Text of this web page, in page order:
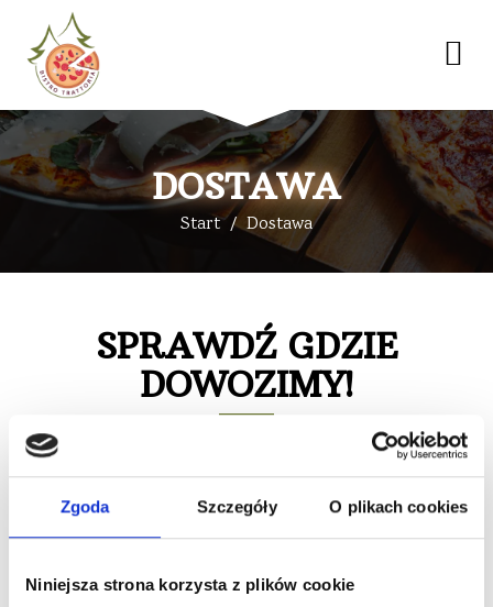
Zgoda Szczegóły O plikach cookies
Niniejsza strona korzysta z plików cookie
DOSTAWA
Start Dostawa
SPRAWDŹ GDZIE
DOWOZIMY!
Ulica Numer domu